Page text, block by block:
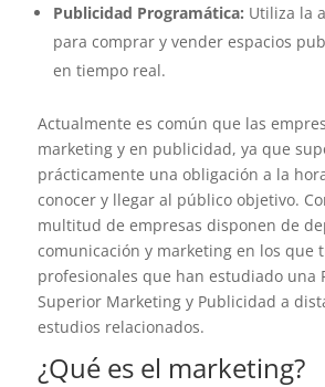
Publicidad Programática: Utiliza la
para comprar y vender espacios
en tiempo real.
Actualmente es común que las
marketing y en publicidad, ya que
prácticamente una obligación a la
conocer y llegar al público objetivo.
multitud de empresas disponen de
comunicación y marketing en los que
profesionales que han estudiado una
Superior Marketing y Publicidad a
estudios relacionados.
¿Qué es el marketing?